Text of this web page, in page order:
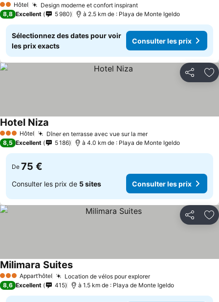
2 Étoiles
Hôtel Design moderne et confort inspirant
8,8 Excellent 5 980 à 2.5 km de : Playa de Monte Igeldo
Sélectionnez des dates pour voir
les prix exacts
Consulter les prix
Partager
3 ÉtoilesHôtel Dîner en terrasse avec vue sur la mer
Hotel Niza
8,5 Excellent 5 186 à 4.0 km de : Playa de Monte Igeldo
De 75 €
Consulter les prix de 5 sites Consulter les prix
Partager
3 ÉtoilesAppart’hôtel Location de vélos pour explorer
Milimara Suites
8,6 Excellent 415 à 1.5 km de : Playa de Monte Igeldo